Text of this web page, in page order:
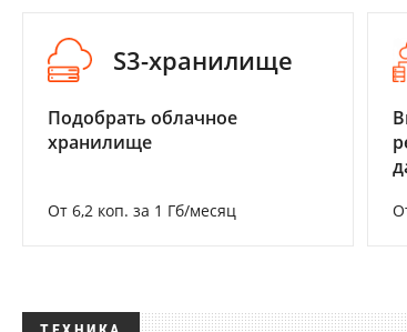
S3-хранилище
Подобрать облачное
хранилище
От 6,2 коп. за 1 Гб/месяц